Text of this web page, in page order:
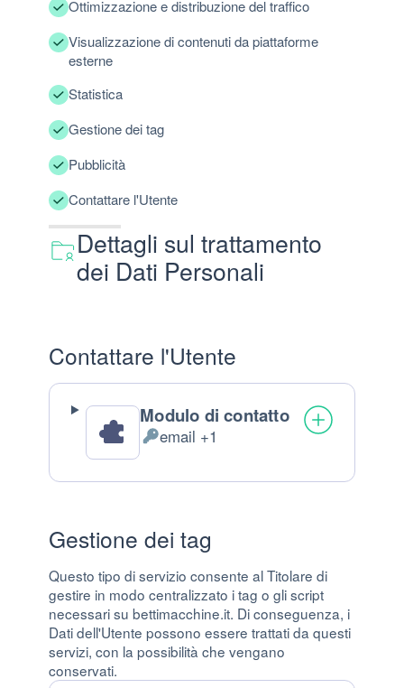
Ottimizzazione e distribuzione del traffico
Visualizzazione di contenuti da piattaforme
esterne
Statistica
Gestione dei tag
Pubblicità
Contattare l'Utente
Dettagli sul trattamento
dei Dati Personali
Contattare l'Utente
Modulo di contatto
Dati Personali trattati:
email +1
Gestione dei tag
Questo tipo di servizio consente al Titolare di
gestire in modo centralizzato i tag o gli script
necessari su bettimacchine.it. Di conseguenza, i
Dati dell'Utente possono essere trattati da questi
servizi, con la possibilità che vengano
conservati.